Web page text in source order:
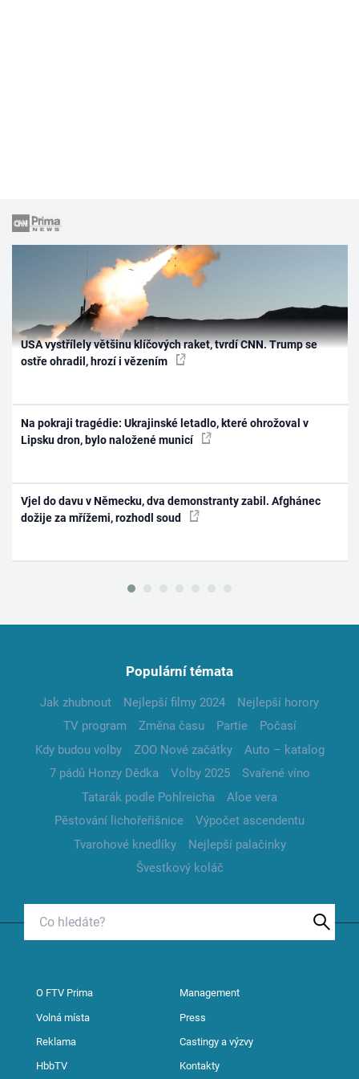
USA vystřílely většinu klíčových raket, tvrdí CNN. Trump se
ostře ohradil, hrozí i vězením
Na pokraji tragédie: Ukrajinské letadlo, které ohrožoval v
Lipsku dron, bylo naložené municí
Vjel do davu v Německu, dva demonstranty zabil. Afghánec
dožije za mřížemi, rozhodl soud
Populární témata
Jak zhubnout Nejlepší filmy 2024
Nejlepší horory
TV program
Změna času Partie
Počasí
Kdy budou volby
ZOO Nové začátky
Auto – katalog
7 pádů Honzy Dědka
Volby 2025
Svařené víno
Tatarák podle Pohlreicha
Aloe vera
Pěstování lichořeřišnice
Výpočet ascendentu
Tvarohové knedlíky
Nejlepší palačinky
Švestkový koláč
O FTV Prima Management
Volná místa Press
Reklama Castingy a výzvy
HbbTV Kontakty